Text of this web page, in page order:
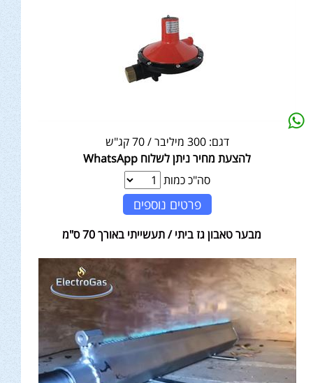
דגם: 300 מיליבר / 70 קג"ש
להצעת מחיר ניתן לשלוח WhatsApp
סה"כ כמות
פרטים נוספים
מבער טאבון גז ביתי / תעשייתי באורך 70 ס"מ